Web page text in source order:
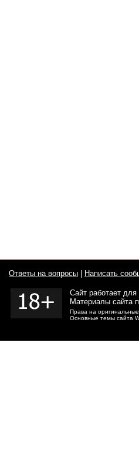
Ответы на вопросы Написать
Сайт работает для
Материалы сайта
Права на оригинальные
Основные темы сайта